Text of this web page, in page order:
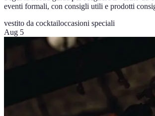
eventi formali, con consigli utili e prodotti
vestito da cocktailoccasioni speciali
Aug 5